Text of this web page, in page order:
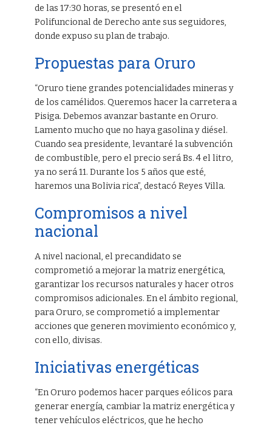
de las 17:30 horas, se presentó en el
Polifuncional de Derecho ante sus seguidores,
donde expuso su plan de trabajo.
Propuestas para Oruro
“Oruro tiene grandes potencialidades mineras y
de los camélidos. Queremos hacer la carretera a
Pisiga. Debemos avanzar bastante en Oruro.
Lamento mucho que no haya gasolina y diésel.
Cuando sea presidente, levantaré la subvención
de combustible, pero el precio será Bs. 4 el litro,
ya no será 11. Durante los 5 años que esté,
haremos una Bolivia rica”, destacó Reyes Villa.
Compromisos a nivel
nacional
A nivel nacional, el precandidato se
comprometió a mejorar la matriz energética,
garantizar los recursos naturales y hacer otros
compromisos adicionales. En el ámbito regional,
para Oruro, se comprometió a implementar
acciones que generen movimiento económico y,
con ello, divisas.
Iniciativas energéticas
“En Oruro podemos hacer parques eólicos para
generar energía, cambiar la matriz energética y
tener vehículos eléctricos, que he hecho